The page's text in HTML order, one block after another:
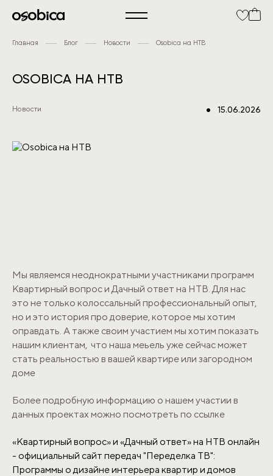
Главная Блог Новости Osobica на НТВ
OSOBICA НА НТВ
Новости 15.06.2026
Мы являемся неоднократными участниками программ
Квартирный вопрос и Дачный ответ на НТВ. Для нас
это не только колоссальный профессиональный опыт,
но и это история про доверие, которое мы хотим
оправдать. А также своим участием мы хотим показать
нашим клиентам, что наша меьель уже сейчас может
стать реальностью в вашей квартире или загородном
доме
Более подробную информацию о нашем участии в
данных проектах можно посмотреть по ссылке
«Квартирный вопрос» и «Дачный ответ» на НТВ онлайн
- официальный сайт передач "Переделка ТВ":
Программы о дизайне интерьера квартир и домов